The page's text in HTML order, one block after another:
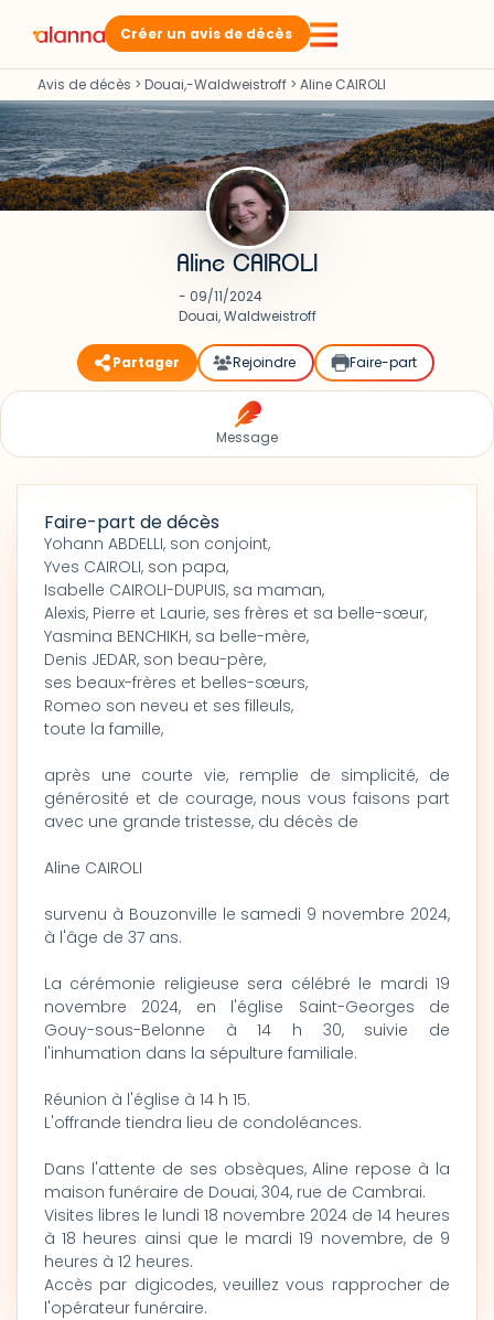
Créer un avis de décès
Avis de décès > Douai,-Waldweistroff > Aline CAIROLI
Aline CAIROLI
- 09/11/2024
Douai, Waldweistroff
Partager Rejoindre Faire-part
Message
Faire-part de décès
Yohann ABDELLI, son conjoint,
Yves CAIROLI, son papa,
Isabelle CAIROLI-DUPUIS, sa maman,
Alexis, Pierre et Laurie, ses frères et sa belle-sœur,
Yasmina BENCHIKH, sa belle-mère,
Denis JEDAR, son beau-père,
ses beaux-frères et belles-sœurs,
Romeo son neveu et ses filleuls,
toute la famille,
après une courte vie, remplie de simplicité, de
générosité et de courage, nous vous faisons part
avec une grande tristesse, du décès de
Aline CAIROLI
survenu à Bouzonville le samedi 9 novembre 2024,
à l'âge de 37 ans.
La cérémonie religieuse sera célébré le mardi 19
novembre 2024, en l'église Saint-Georges de
Gouy-sous-Belonne à 14 h 30, suivie de
l'inhumation dans la sépulture familiale.
Réunion à l'église à 14 h 15.
L'offrande tiendra lieu de condoléances.
Dans l'attente de ses obsèques, Aline repose à la
maison funéraire de Douai, 304, rue de Cambrai.
Visites libres le lundi 18 novembre 2024 de 14 heures
à 18 heures ainsi que le mardi 19 novembre, de 9
heures à 12 heures.
Accès par digicodes, veuillez vous rapprocher de
l'opérateur funéraire.